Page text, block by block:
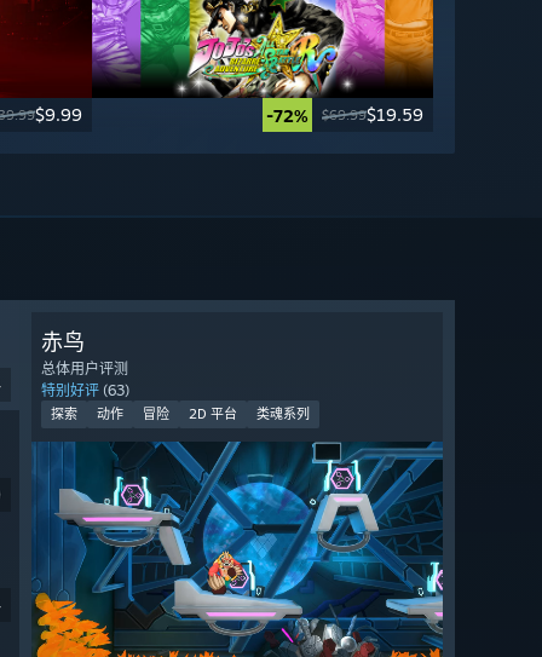
$9.99 -72% $69.99$19.59
赤鸟
总体用户评测
特别好评 (63)
探索 动作 冒险 2D 平台 类魂系列